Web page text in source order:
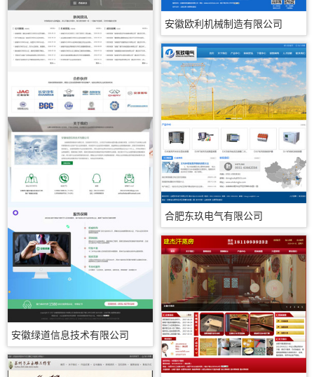
安徽欧利机械制造有限公司
安徽绿道信息技术有限公司
合肥东玖电气有限公司